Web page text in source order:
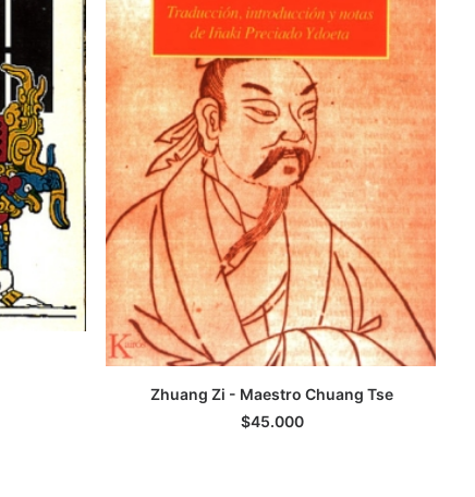
Zhuang Zi - Maestro Chuang Tse
$45.000